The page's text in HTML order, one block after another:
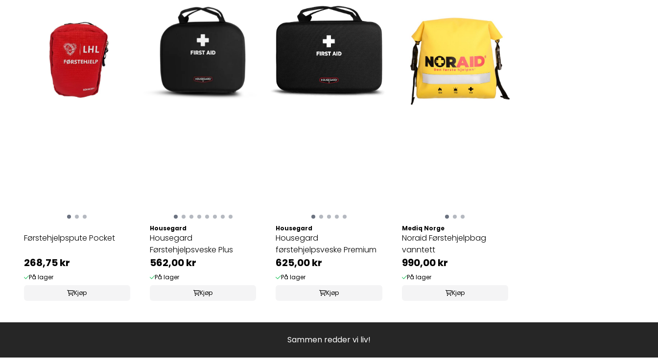
Førstehjelpspute Pocket
268,75 kr
På lager
Kjøp
Housegard
Housegard
Førstehjelpsveske Plus
562,00 kr
På lager
Kjøp
Housegard
Housegard
førstehjelpsveske Premium
625,00 kr
På lager
Kjøp
Mediq Norge
Noraid Førstehjelpbag
vanntett
990,00 kr
På lager
Kjøp
Sammen redder vi liv!